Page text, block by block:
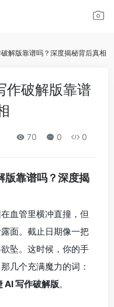
解版靠谱吗？深度揭秘背后真相
作破解版靠谱
70 0 0
版靠谱吗？深度揭
血管里横冲直撞，但
面。截止日期像一把
坠。这时候，你的手
几个充满魔力的词：
AI 写作破解版。